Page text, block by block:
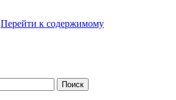
Перейти к содержимому